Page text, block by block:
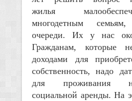
жилья
многодетным
очереди. Их у нас
Гражданам, которые
доходами для
собственность, надо
для проживания
социальной аренды. На